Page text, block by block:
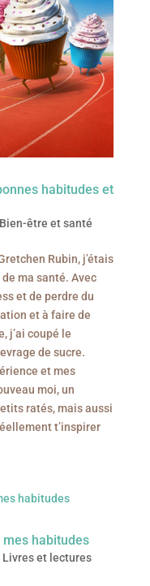
habitudes et
Bien-être et santé
Rubin, j’étais
ma santé. Avec
et de perdre du
et à faire de
j’ai coupé le
de sucre.
et mes
moi, un
ratés, mais aussi
t’inspirer
mes habitudes
Livres et lectures